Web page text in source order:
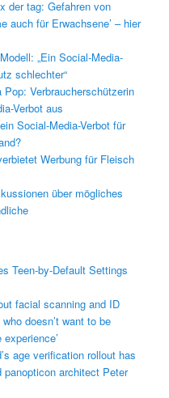
der tag: Gefahren von
auch für Erwachsene’ – hier
„Ein Social-Media-
schlechter“
Pop: Verbraucherschützerin
Verbot aus
Social-Media-Verbot für
Werbung für Fleisch
über mögliches
Teen-by-Default Settings
facial scanning and ID
doesn’t want to be
age verification rollout has
architect Peter